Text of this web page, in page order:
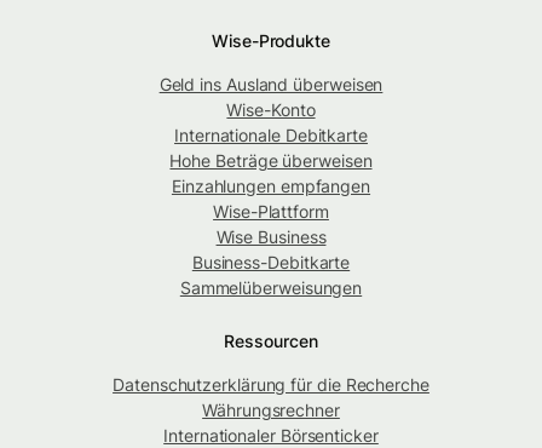
Wise-Produkte
Geld ins Ausland überweisen
Wise-Konto
Internationale Debitkarte
Hohe Beträge überweisen
Einzahlungen empfangen
Wise-Plattform
Wise Business
Business-Debitkarte
Sammelüberweisungen
Ressourcen
Datenschutzerklärung für die Recherche
Währungsrechner
Internationaler Börsenticker